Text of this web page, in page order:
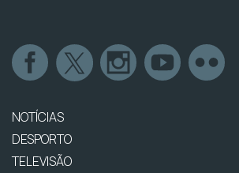
NOTÍCIAS
DESPORTO
TELEVISÃO